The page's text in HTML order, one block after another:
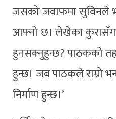
जसको जवाफमा सुविनले
आफ्नो छ। लेखेका
हुनसक्नुहुन्छ? पाठकको
हुन्छ। जब पाठकले राम्रो
निर्माण हुन्छ।’